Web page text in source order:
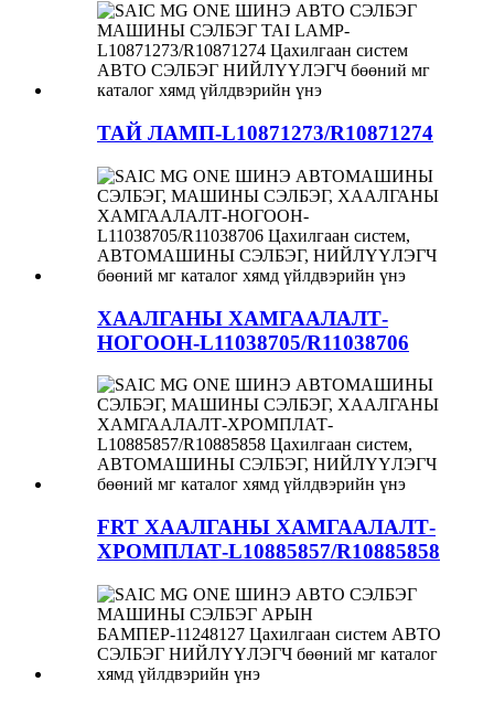
ТАЙ ЛАМП-L10871273/R10871274
ХААЛГАНЫ ХАМГААЛАЛТ-
НОГООН-L11038705/R11038706
FRT ХААЛГАНЫ ХАМГААЛАЛТ-
ХРОМПЛАТ-L10885857/R10885858